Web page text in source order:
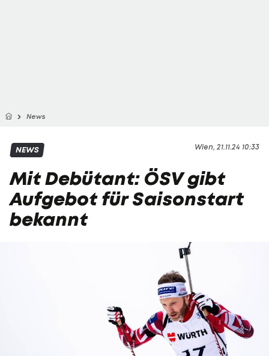
News
Wien, 21.11.24 10:33
NEWS
Mit Debütant: ÖSV gibt
Aufgebot für Saisonstart
bekannt